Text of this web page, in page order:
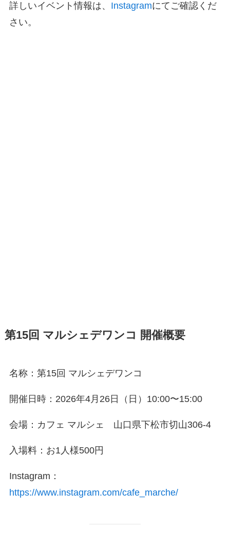
詳しいイベント情報は、 Instagramにてご確認くだ
さい。
第15回 マルシェデワンコ 開催概要
名称：第15回 マルシェデワンコ
開催日時：2026年4月26日（日）10:00〜15:00
会場：カフェ マルシェ 山口県下松市切山306-4
入場料：お1人様500円
Instagram：
https://www.instagram.com/cafe_marche/